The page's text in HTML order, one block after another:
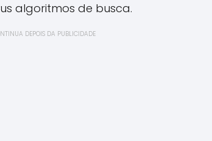
algoritmos de busca.
DEPOIS DA PUBLICIDADE